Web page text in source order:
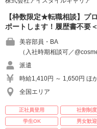
【枠数限定★転職相談】プ
ポートします！履歴書不要
美容部員・BA
（入社時期相談可／
派遣
時給1,410円 ～ 1,650円 ほ
全国エリア
正社員登用 社割制度
学生OK
男女歓迎